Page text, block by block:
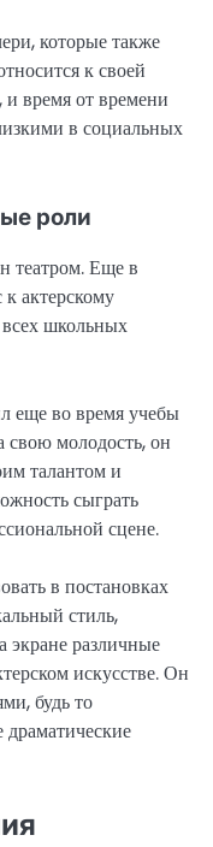
которые также
к своей
время от времени
в социальных
роли
театром. Еще в
актерскому
всех школьных
еще во время учебы
свою молодость, он
талантом и
сыграть
сцене.
в постановках
стиль,
экране различные
искусстве. Он
будь то